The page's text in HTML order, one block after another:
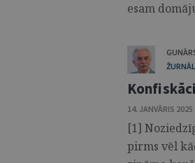
esam
14. JANVĀRIS
[1]
pirms vēl